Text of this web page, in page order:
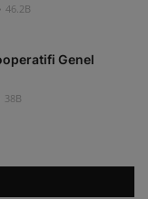
46.2B
Genel
38B